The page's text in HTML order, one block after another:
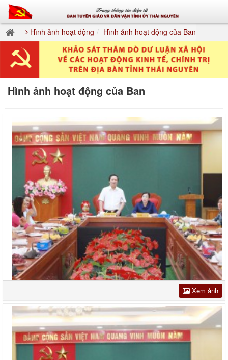
Hình ảnh hoạt động Hình ảnh hoạt động của Ban
Hình ảnh hoạt động của Ban
Xem ảnh